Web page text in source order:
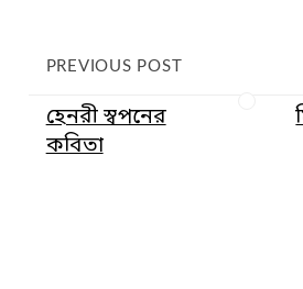
PREVIOUS POST
হেনরী স্বপনের
কবিতা